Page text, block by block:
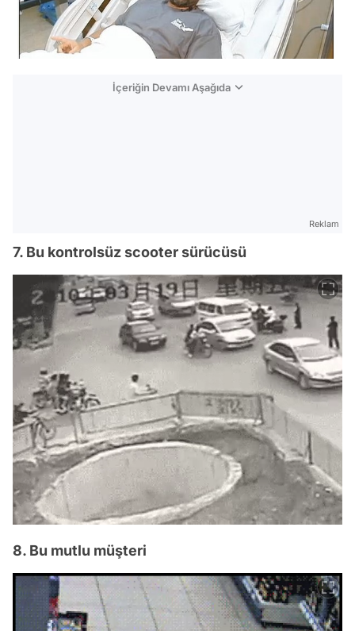
İçeriğin Devamı Aşağıda
Reklam
7. Bu kontrolsüz scooter sürücüsü
8. Bu mutlu müşteri